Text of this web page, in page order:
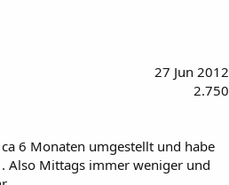
27 Jun 2012
2.750
6 Monaten umgestellt und habe
Also Mittags immer weniger und